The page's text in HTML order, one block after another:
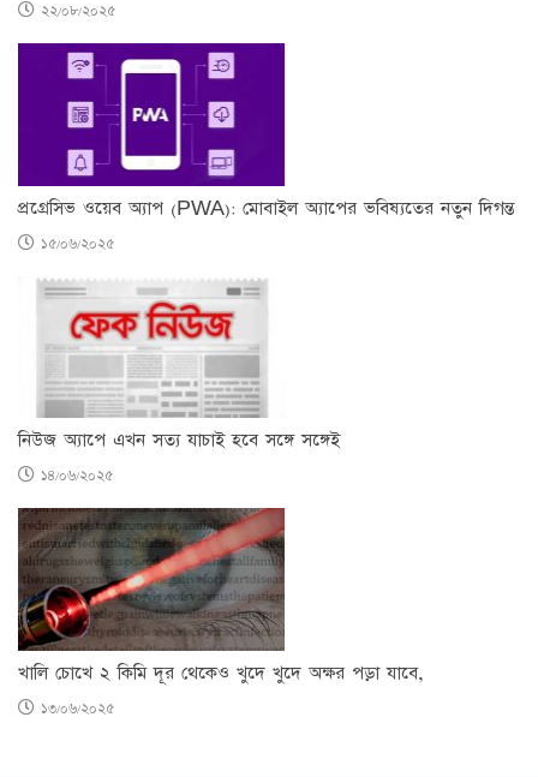
২২/০৮/২০২৫
প্রগ্রেসিভ ওয়েব অ্যাপ (PWA): মোবাইল অ্যাপের ভবিষ্যতের নতুন দিগন্ত
১৫/০৬/২০২৫
নিউজ অ্যাপে এখন সত্য যাচাই হবে সঙ্গে সঙ্গেই
১৪/০৬/২০২৫
খালি চোখে ২ কিমি দূর থেকেও খুদে খুদে অক্ষর পড়া যাবে,
১৩/০৬/২০২৫